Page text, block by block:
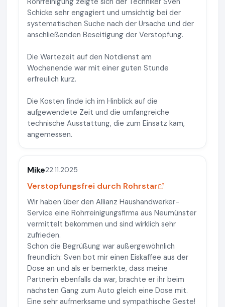
Schicke sehr engagiert und umsichtig bei der
systematischen Suche nach der Ursache und der
anschließenden Beseitigung der Verstopfung.
Die Wartezeit auf den Notdienst am
Wochenende war mit einer guten Stunde
erfreulich kurz.
Die Kosten finde ich im Hinblick auf die
aufgewendete Zeit und die umfangreiche
technische Ausstattung, die zum Einsatz kam,
angemessen.
Mike22.11.2025
Verstopfungsfrei durch Rohrstar
Wir haben über den Allianz Haushandwerker-
Service eine Rohrreinigungsfirma aus Neumünster
vermittelt bekommen und sind wirklich sehr
zufrieden.
Schon die Begrüßung war außergewöhnlich
freundlich: Sven bot mir einen Eiskaffee aus der
Dose an und als er bemerkte, dass meine
Partnerin ebenfalls da war, brachte er ihr beim
nächsten Gang zum Auto gleich eine Dose mit.
Eine sehr aufmerksame und sympathische Geste!